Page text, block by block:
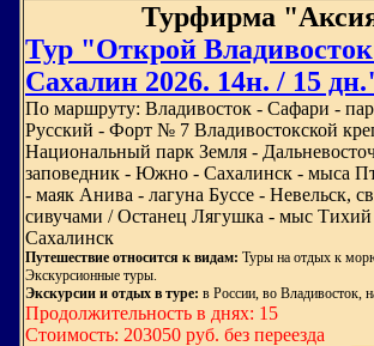
Турфирма
Тур "Открой Владивосток
Сахалин 2026. 14н. / 15
По маршруту: Владивосток - Сафари -
Русский - Форт № 7 Владивостокской
Национальный парк Земля -
заповедник - Южно - Сахалинск - мыса
- маяк Анива - лагуна Буссе - Невельск,
сивучами / Останец Лягушка - мыс
Сахалинск
Путешествие относится к видам: Туры на отдых к
Экскурсионные туры.
Экскурсии и отдых в туре: в России, во Владивосток,
Продолжительность в днях: 15
Стоимость: 203050 руб. без переезда